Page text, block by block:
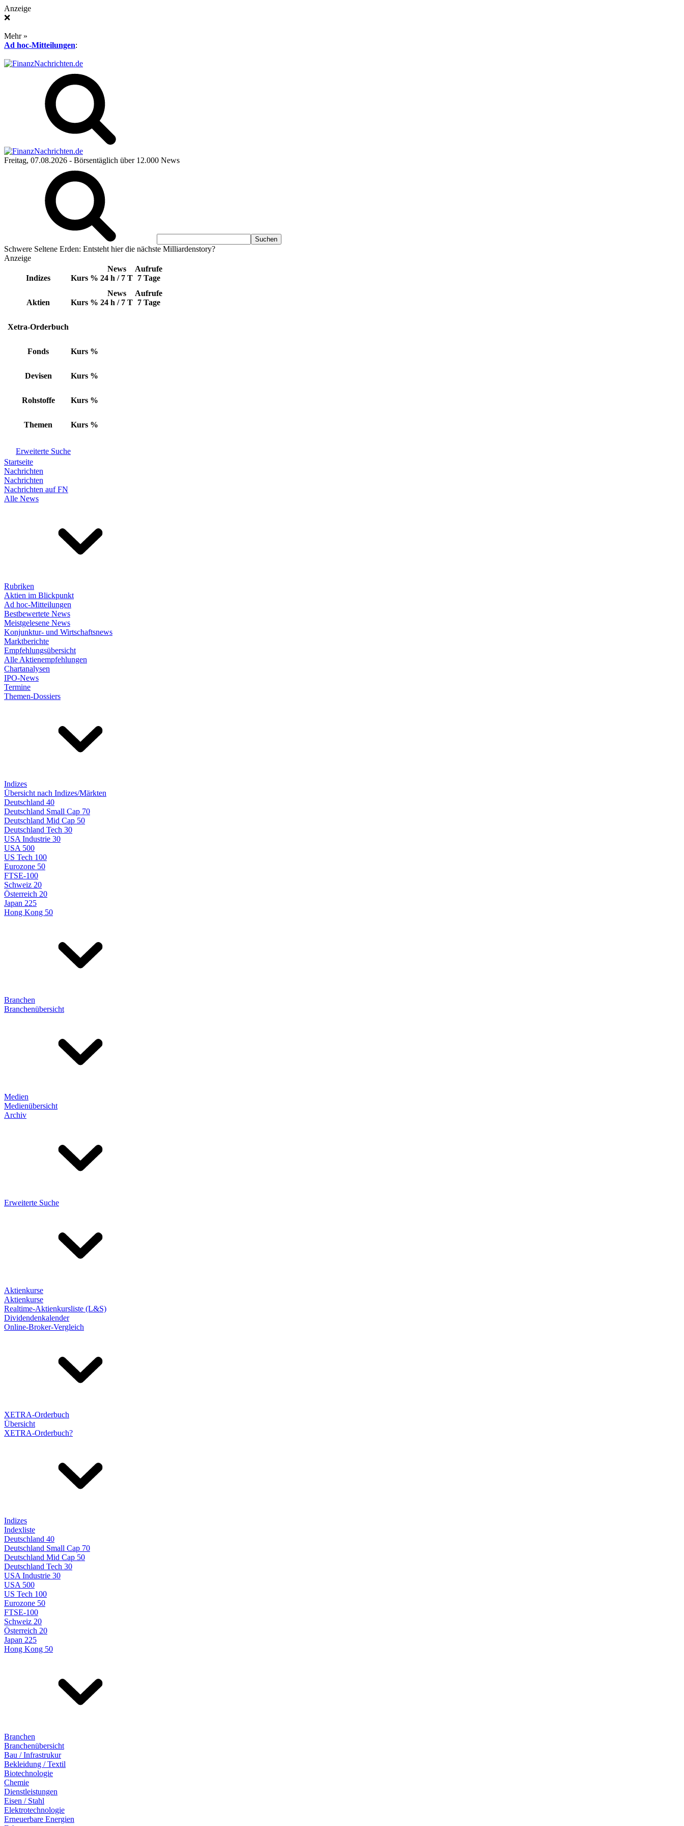
Anzeige
❌
Mehr »
Ad hoc-Mitteilungen:
Freitag, 07.08.2026 - Börsentäglich über 12.000 News
Schwere Seltene Erden: Entsteht hier die nächste Milliardenstory?
Anzeige
Indizes Kurs %
News
24 h / 7 T
Aufrufe
7 Tage
Aktien Kurs %
News
24 h / 7 T
Aufrufe
7 Tage
Xetra-Orderbuch
Fonds Kurs %
Devisen Kurs %
Rohstoffe Kurs %
Themen Kurs %
Erweiterte Suche
Startseite
Nachrichten
Nachrichten
Nachrichten auf FN
Alle News
Rubriken
Aktien im Blickpunkt
Ad hoc-Mitteilungen
Bestbewertete News
Meistgelesene News
Konjunktur- und Wirtschaftsnews
Marktberichte
Empfehlungsübersicht
Alle Aktienempfehlungen
Chartanalysen
IPO-News
Termine
Themen-Dossiers
Indizes
Übersicht nach Indizes/Märkten
Deutschland 40
Deutschland Small Cap 70
Deutschland Mid Cap 50
Deutschland Tech 30
USA Industrie 30
USA 500
US Tech 100
Eurozone 50
FTSE-100
Schweiz 20
Österreich 20
Japan 225
Hong Kong 50
Branchen
Branchenübersicht
Medien
Medienübersicht
Archiv
Erweiterte Suche
Aktienkurse
Aktienkurse
Realtime-Aktienkursliste (L&S)
Dividendenkalender
Online-Broker-Vergleich
XETRA-Orderbuch
Übersicht
XETRA-Orderbuch?
Indizes
Indexliste
Deutschland 40
Deutschland Small Cap 70
Deutschland Mid Cap 50
Deutschland Tech 30
USA Industrie 30
USA 500
US Tech 100
Eurozone 50
FTSE-100
Schweiz 20
Österreich 20
Japan 225
Hong Kong 50
Branchen
Branchenübersicht
Bau / Infrastrukur
Bekleidung / Textil
Biotechnologie
Chemie
Dienstleistungen
Eisen / Stahl
Elektrotechnologie
Erneuerbare Energien